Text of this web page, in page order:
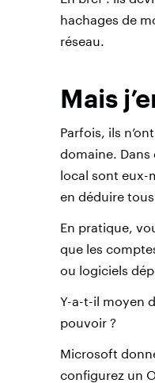
hachages de
réseau.
Mais
Parfois, ils
domaine.
local sont eux-
en déduire
En pratique,
que les
ou logiciels
Y-a-t-il moyen
pouvoir ?
Microsoft
configurez un